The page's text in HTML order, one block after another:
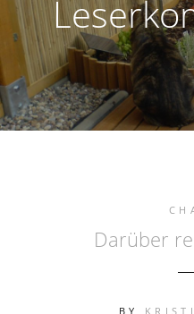
Darüber
BY